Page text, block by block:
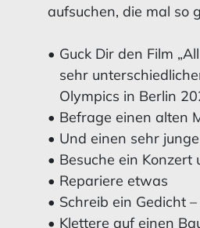
aufsuchen, die mal so
• Guck Dir den Film
sehr
Olympics in Berlin
• Befrage einen alten
• Und einen sehr
• Besuche ein Konzert
• Repariere etwas
• Schreib ein Gedicht
• Klettere auf einen